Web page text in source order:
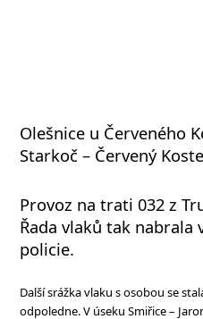
Olešnice u Červeného
Starkoč – Červený
Provoz na trati 032 z
Řada vlaků tak
policie.
Další srážka vlaku s osobou se
odpoledne. V úseku Smiřice –